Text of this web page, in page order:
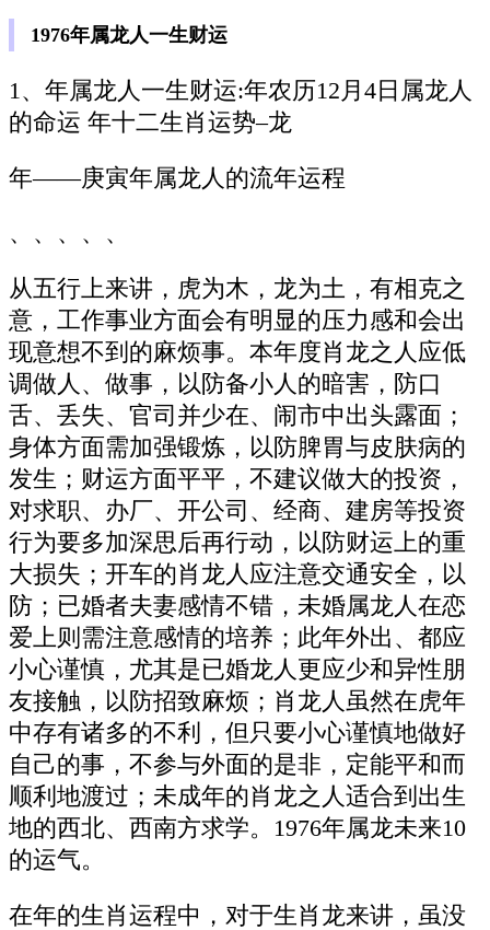
1976年属龙人一生财运
1、年属龙人一生财运:年农历12月4日属龙人
的命运 年十二生肖运势–龙
年——庚寅年属龙人的流年运程
、、、、、
从五行上来讲，虎为木，龙为土，有相克之
意，工作事业方面会有明显的压力感和会出
现意想不到的麻烦事。本年度肖龙之人应低
调做人、做事，以防备小人的暗害，防口
舌、丢失、官司并少在、闹市中出头露面；
身体方面需加强锻炼，以防脾胃与皮肤病的
发生；财运方面平平，不建议做大的投资，
对求职、办厂、开公司、经商、建房等投资
行为要多加深思后再行动，以防财运上的重
大损失；开车的肖龙人应注意交通安全，以
防；已婚者夫妻感情不错，未婚属龙人在恋
爱上则需注意感情的培养；此年外出、都应
小心谨慎，尤其是已婚龙人更应少和异性朋
友接触，以防招致麻烦；肖龙人虽然在虎年
中存有诸多的不利，但只要小心谨慎地做好
自己的事，不参与外面的是非，定能平和而
顺利地渡过；未成年的肖龙之人适合到出生
地的西北、西南方求学。1976年属龙未来10
的运气。
在年的生肖运程中，对于生肖龙来讲，虽没